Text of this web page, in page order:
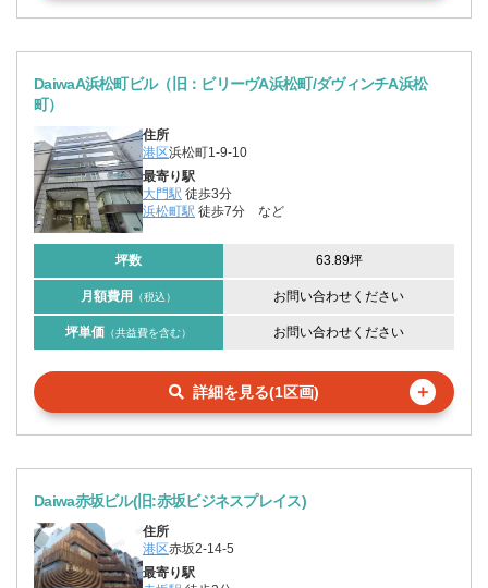
DaiwaA浜松町ビル（旧：ビリーヴA浜松町/ダヴィンチA浜松
町）
住所
港区浜松町1-9-10
最寄り駅
大門駅 徒歩3分
浜松町駅 徒歩7分 など
坪数 63.89坪
月額費用 （税込） お問い合わせください
坪単価 （共益費を含む） お問い合わせください
詳細を見る(1区画) ＋
Daiwa赤坂ビル(旧:赤坂ビジネスプレイス)
住所
港区赤坂2-14-5
最寄り駅